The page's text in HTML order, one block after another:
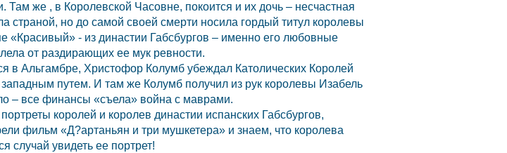
же , в Королевской Часовне, покоится и их дочь – несчастная
страной, но до самой своей смерти носила гордый титул королевы
«Красивый» - из династии Габсбургов – именно его любовные
от раздирающих ее мук ревности.
в Альгамбре, Христофор Колумб убеждал Католических Королей
западным путем. И там же Колумб получил из рук королевы Изабель
– все финансы «съела» война с маврами.
королей и королев династии испанских Габсбургов,
фильм «Д?артаньян и три мушкетера» и знаем, что королева
случай увидеть ее портрет!